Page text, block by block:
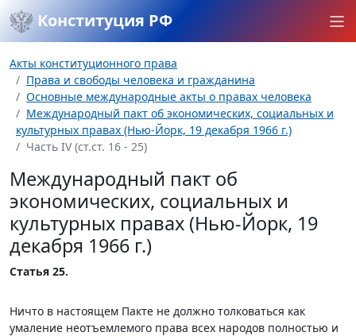
Конституция РФ
Акты конституционного права
Права и свободы человека и гражданина
Основные международные акты о правах человека
Международный пакт об экономических, социальных и
культурных правах (Нью-Йорк, 19 декабря 1966 г.)
Часть IV (ст.ст. 16 - 25)
Международный пакт об
экономических, социальных и
культурных правах (Нью-Йорк, 19
декабря 1966 г.)
Статья 25.
Ничто в настоящем Пакте не должно толковаться как
умаление неотъемлемого права всех народов полностью и